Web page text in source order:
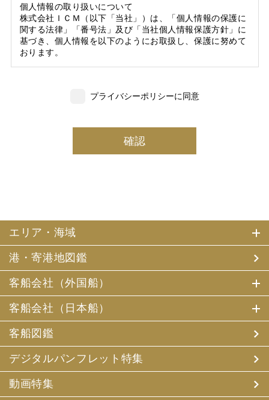
個人情報の取り扱いについて
株式会社ＩＣＭ（以下「当社」）は、「個人情報の保護に
関する法律」「番号法」及び「当社個人情報保護方針」に
基づき、個人情報を以下のようにお取扱し、保護に努めて
おります。
いただいた個人情報の一部を個人データとして保有
(3) 当社は、当社で就業する社員及び社員の扶養親族、及
び当社が支払調書等を作成する継続的契約関係のある個人
います。）は、お客様がご旅行の申込みの際にお申出いた
だいた個人情報についてお客様との連絡のために利用させ
ていただくほか、お客様がお申込みいただいた旅行におい
て運送・宿泊機関等（主要な運送・宿泊機関等について契
約書面に記載されています）の提供する旅行サービスの手
配及びそれらのサービスの受領のための手続、また旅行代
きます。
その他、当社は、
(1) 当社及び当社の提携する企業の商品やサービス、キャ
ンペーンのご案内
(2) 旅行参加後のご意見やご感想の提供のお願い
(3) アンケートのお願い
(4) 特典サービスの提供
(5) 統計資料の作成
にお客様の個人情報を利用させていただくことがありま
プライバシーポリシーに同意
エリア・海域
港・寄港地図鑑
客船会社（外国船）
客船会社（日本船）
客船図鑑
デジタルパンフレット特集
動画特集